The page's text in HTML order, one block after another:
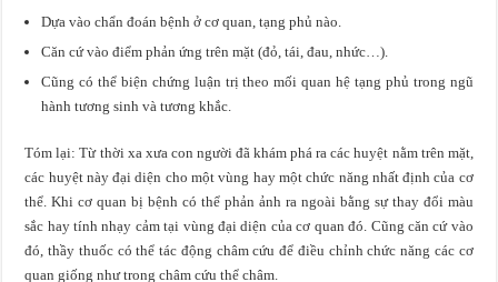
Dựa vào chẩn đoán bệnh ở cơ quan, tạng phủ nào.
Căn cứ vào điểm phản ứng trên mặt (đỏ, tái, đau, nhức…).
Cũng có thể biện chứng luận trị theo mối quan hệ tạng phủ trong ngũ
hành tương sinh và tương khắc.
Tóm lại: Từ thời xa xưa con người đã khám phá ra các huyệt nằm trên mặt,
các huyệt này đại diện cho một vùng hay một chức năng nhất định của cơ
thể. Khi cơ quan bị bệnh có thể phản ảnh ra ngoài bằng sự thay đổi màu
sắc hay tính nhạy cảm tại vùng đại diện của cơ quan đó. Cũng căn cứ vào
đó, thầy thuốc có thể tác động châm cứu để điều chỉnh chức năng các cơ
quan giống như trong châm cứu thể châm.